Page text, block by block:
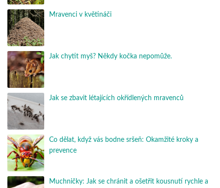
Mravenci v květináči
Jak chytit myš? Někdy kočka nepomůže.
Jak se zbavit létajících okřídlených mravenců
Co dělat, když vás bodne sršeň: Okamžité kroky a
prevence
Muchničky: Jak se chránit a ošetřit kousnutí rychle a